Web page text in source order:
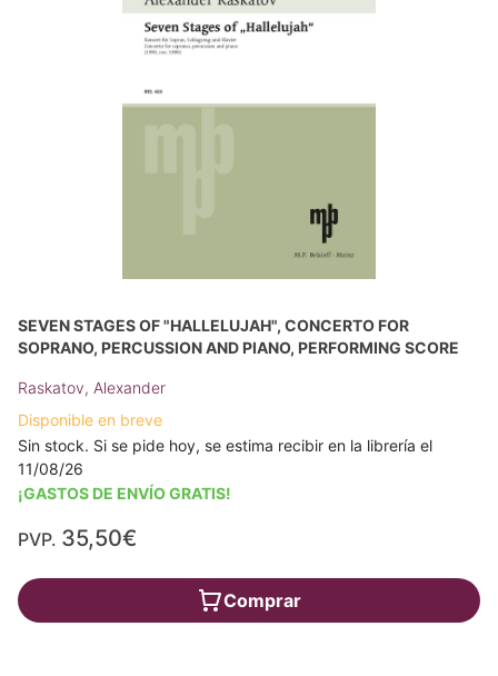
SEVEN STAGES OF "HALLELUJAH", CONCERTO FOR
SOPRANO, PERCUSSION AND PIANO, PERFORMING SCORE
Raskatov, Alexander
Disponible en breve
Sin stock. Si se pide hoy, se estima recibir en la librería el
11/08/26
¡GASTOS DE ENVÍO GRATIS!
PVP. 35,50€
Comprar